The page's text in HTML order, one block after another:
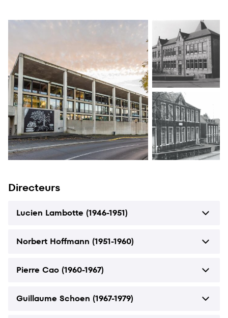
Directeurs
Lucien Lambotte (1946-1951)
Norbert Hoffmann (1951-1960)
Pierre Cao (1960-1967)
Guillaume Schoen (1967-1979)